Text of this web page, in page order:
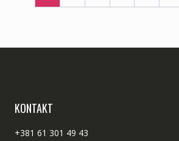
KONTAKT
+381 61 301 49 43